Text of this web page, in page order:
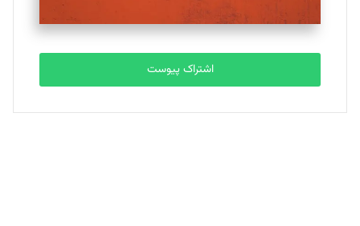
مصطفی مسجدی آرانی
تحریریه
بابک نقاش
تحریریه
اشتراک پیوست